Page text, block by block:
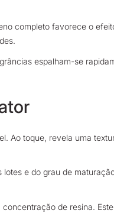
completo favorece o
espalham-se
Ao toque, revela uma
e do grau de
de resina.